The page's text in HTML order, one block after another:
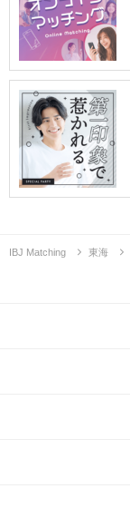
IBJ Matching 東海